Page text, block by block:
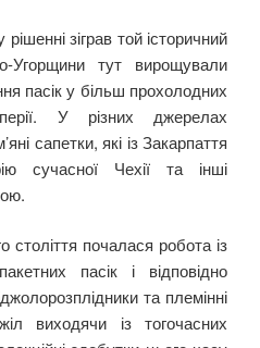
зіграв той історичний
тут вирощували
пасік у більш прохолодних
У різних джерелах
сапетки, які із Закарпаття
сучасної Чехії та інші
століття почалася робота із
пасік і відповідно
та племінні
виходячи із тогочасних